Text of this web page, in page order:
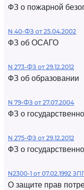
ФЗ о пожарной
N 40-ФЗ от 25.04.2002
ФЗ об ОСАГО
N 273-ФЗ от 29.12.2012
ФЗ об образовании
N 79-ФЗ от 27.07.2004
ФЗ о
N 275-ФЗ от 29.12.2012
ФЗ о
N2300-1 от 07.02.1992
О защите прав